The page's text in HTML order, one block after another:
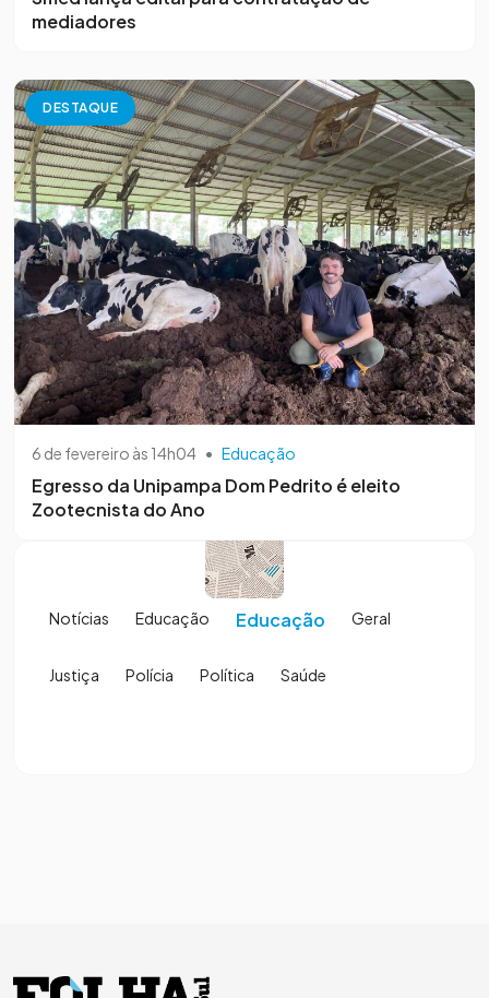
mediadores
DESTAQUE
6 de fevereiro às 14h04 • Educação
Egresso da Unipampa Dom Pedrito é eleito
Zootecnista do Ano
Notícias Educação Educação Geral
Justiça Polícia Política Saúde